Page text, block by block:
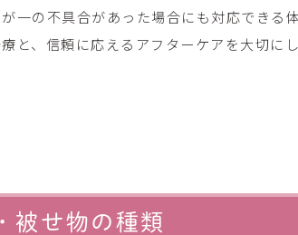
一の不具合があった場合にも対応できる
と、信頼に応えるアフターケアを大切にし
被せ物の種類